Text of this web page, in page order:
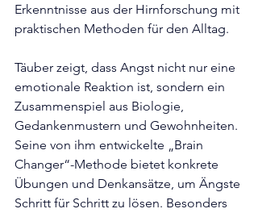
Erkenntnisse aus der Hirnforschung mit
praktischen Methoden für den Alltag.
Täuber zeigt, dass Angst nicht nur eine
emotionale Reaktion ist, sondern ein
Zusammenspiel aus Biologie,
Gedankenmustern und Gewohnheiten.
Seine von ihm entwickelte „Brain
Changer“-Methode bietet konkrete
Übungen und Denkansätze, um Ängste
Schritt für Schritt zu lösen. Besonders